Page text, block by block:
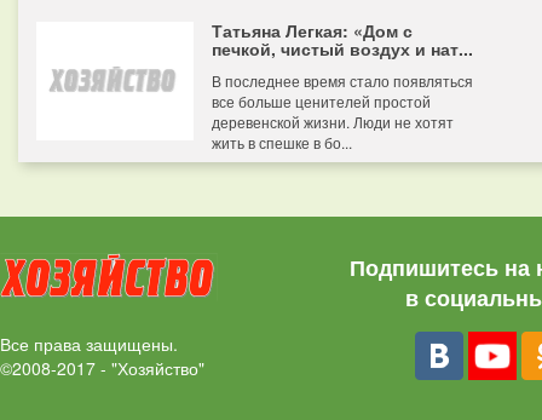
Татьяна Легкая: «Дом с
печкой, чистый воздух и нат...
В последнее время стало появляться
все больше ценителей простой
деревенской жизни. Люди не хотят
жить в спешке в бо...
Все права защищены.
©2008-2017 - "Хозяйство"
Подпишитесь на
в